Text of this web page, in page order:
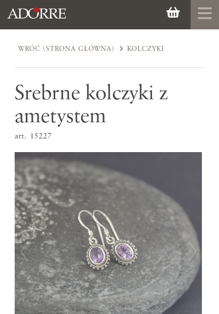
WRÓĆ (STRONA GŁÓWNA) KOLCZYKI
Srebrne kolczyki z
ametystem
art. 15227